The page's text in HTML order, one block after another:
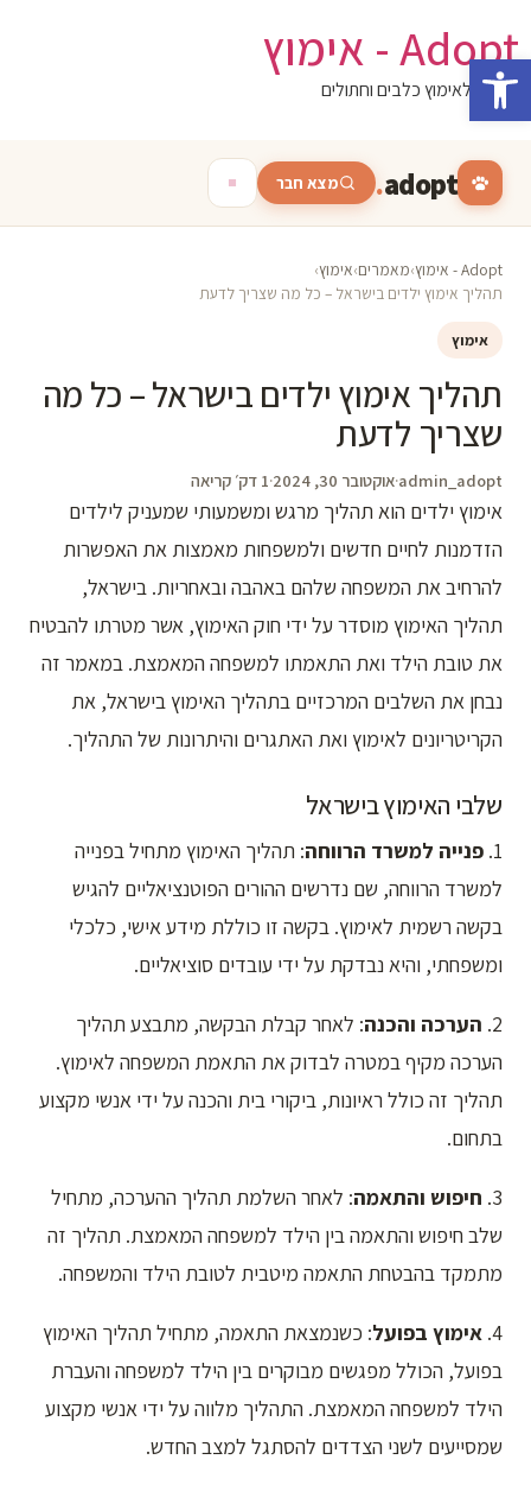
פתח סרגל נגישות
לתוכן
Adopt - אימוץ
המגזין לאימוץ כלבים וחתולים
adopt
. מצא חבר
Adopt - אימוץ ›מאמרים›אימוץ›
תהליך אימוץ ילדים בישראל – כל מה שצריך לדעת
אימוץ
תהליך אימוץ ילדים בישראל – כל מה
שצריך לדעת
admin_adopt
·אוקטובר 30, 2024 ·1 דק׳ קריאה
אימוץ ילדים הוא תהליך מרגש ומשמעותי שמעניק לילדים
הזדמנות לחיים חדשים ולמשפחות מאמצות את האפשרות
להרחיב את המשפחה שלהם באהבה ובאחריות. בישראל,
תהליך האימוץ מוסדר על ידי חוק האימוץ, אשר מטרתו להבטיח
את טובת הילד ואת התאמתו למשפחה המאמצת. במאמר זה
נבחן את השלבים המרכזיים בתהליך האימוץ בישראל, את
הקריטריונים לאימוץ ואת האתגרים והיתרונות של התהליך.
שלבי האימוץ בישראל
1. פנייה למשרד הרווחה: תהליך האימוץ מתחיל בפנייה
למשרד הרווחה, שם נדרשים ההורים הפוטנציאליים להגיש
בקשה רשמית לאימוץ. בקשה זו כוללת מידע אישי, כלכלי
ומשפחתי, והיא נבדקת על ידי עובדים סוציאליים.
2. הערכה והכנה: לאחר קבלת הבקשה, מתבצע תהליך
הערכה מקיף במטרה לבדוק את התאמת המשפחה לאימוץ.
תהליך זה כולל ראיונות, ביקורי בית והכנה על ידי אנשי מקצוע
בתחום.
3. חיפוש והתאמה: לאחר השלמת תהליך ההערכה, מתחיל
שלב חיפוש והתאמה בין הילד למשפחה המאמצת. תהליך זה
מתמקד בהבטחת התאמה מיטבית לטובת הילד והמשפחה.
4. אימוץ בפועל: כשנמצאת התאמה, מתחיל תהליך האימוץ
בפועל, הכולל מפגשים מבוקרים בין הילד למשפחה והעברת
הילד למשפחה המאמצת. התהליך מלווה על ידי אנשי מקצוע
שמסייעים לשני הצדדים להסתגל למצב החדש.